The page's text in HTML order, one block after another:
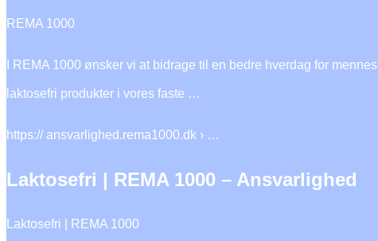
REMA 1000
I REMA 1000 ønsker vi at bidrage til en bedre hverdag for
laktosefri produkter i vores faste …
https:// ansvarlighed.rema1000.dk › …
Laktosefri | REMA 1000 – Ansvarlighed
Laktosefri | REMA 1000